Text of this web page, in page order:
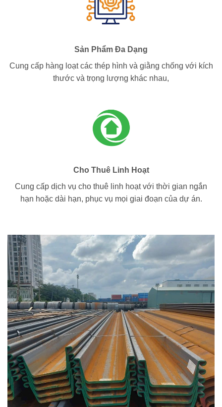
Sản Phẩm Đa Dạng
Cung cấp hàng loạt các thép hình và giằng chống với kích
thước và trọng lượng khác nhau,
Cho Thuê Linh Hoạt
Cung cấp dịch vụ cho thuê linh hoạt với thời gian ngắn
hạn hoặc dài hạn, phục vụ mọi giai đoạn của dự án.